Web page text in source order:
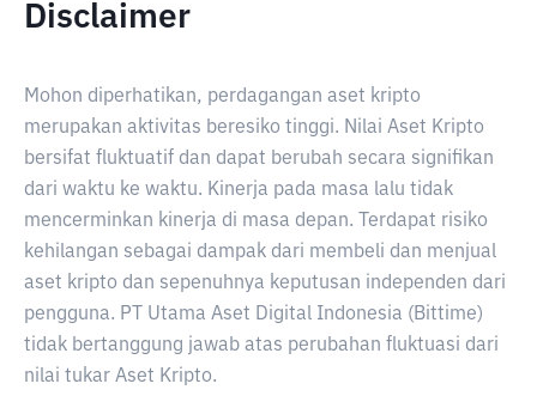
Disclaimer
Mohon diperhatikan, perdagangan aset kripto
merupakan aktivitas beresiko tinggi. Nilai Aset Kripto
bersifat fluktuatif dan dapat berubah secara signifikan
dari waktu ke waktu. Kinerja pada masa lalu tidak
mencerminkan kinerja di masa depan. Terdapat risiko
kehilangan sebagai dampak dari membeli dan menjual
aset kripto dan sepenuhnya keputusan independen dari
pengguna. PT Utama Aset Digital Indonesia (Bittime)
tidak bertanggung jawab atas perubahan fluktuasi dari
nilai tukar Aset Kripto.